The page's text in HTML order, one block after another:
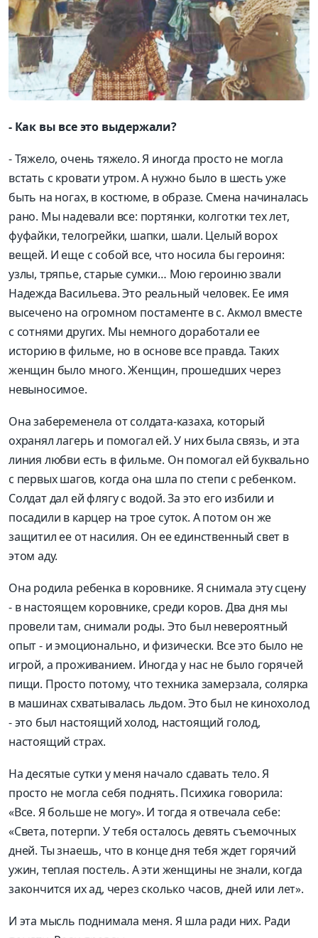
- Как вы все это выдержали?
- Тяжело, очень тяжело. Я иногда просто не могла
встать с кровати утром. А нужно было в шесть уже
быть на ногах, в костюме, в образе. Смена начиналась
рано. Мы надевали все: портянки, колготки тех лет,
фуфайки, телогрейки, шапки, шали. Целый ворох
вещей. И еще с собой все, что носила бы героиня:
узлы, тряпье, старые сумки… Мою героиню звали
Надежда Васильева. Это реальный человек. Ее имя
высечено на огромном постаменте в с. Акмол вместе
с сотнями других. Мы немного доработали ее
историю в фильме, но в основе все правда. Таких
женщин было много. Женщин, прошедших через
невыносимое.
Она забеременела от солдата-казаха, который
охранял лагерь и помогал ей. У них была связь, и эта
линия любви есть в фильме. Он помогал ей буквально
с первых шагов, когда она шла по степи с ребенком.
Солдат дал ей флягу с водой. За это его избили и
посадили в карцер на трое суток. А потом он же
защитил ее от насилия. Он ее единственный свет в
этом аду.
Она родила ребенка в коровнике. Я снимала эту сцену
- в настоящем коровнике, среди коров. Два дня мы
провели там, снимали роды. Это был невероятный
опыт - и эмоционально, и физически. Все это было не
игрой, а проживанием. Иногда у нас не было горячей
пищи. Просто потому, что техника замерзала, солярка
в машинах схватывалась льдом. Это был не кинохолод
- это был настоящий холод, настоящий голод,
настоящий страх.
На десятые сутки у меня начало сдавать тело. Я
просто не могла себя поднять. Психика говорила:
«Все. Я больше не могу». И тогда я отвечала себе:
«Света, потерпи. У тебя осталось девять съемочных
дней. Ты знаешь, что в конце дня тебя ждет горячий
ужин, теплая постель. А эти женщины не знали, когда
закончится их ад, через сколько часов, дней или лет».
И эта мысль поднимала меня. Я шла ради них. Ради